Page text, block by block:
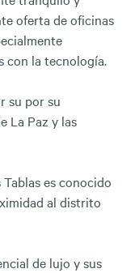
oferta de oficinas
con la tecnología.
su por su
La Paz y las
es conocido
al distrito
de lujo y sus